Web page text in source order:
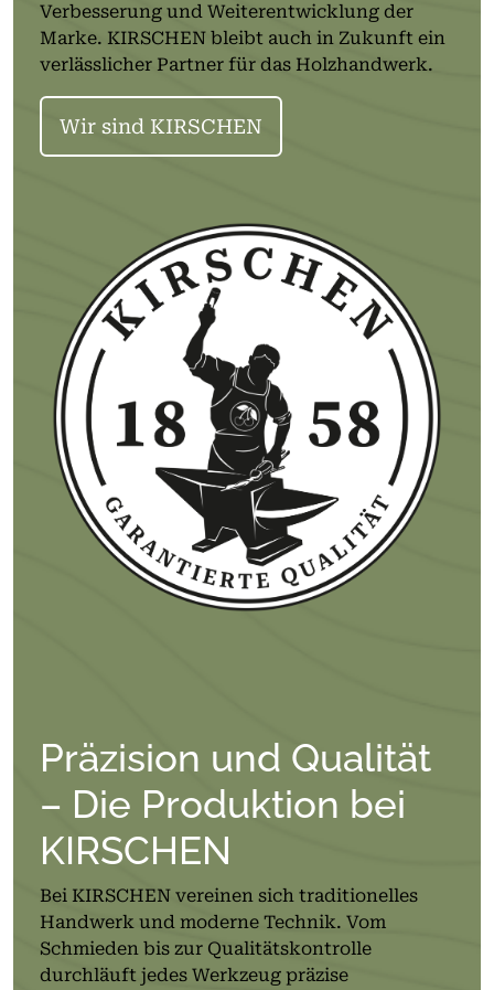
Verbesserung und Weiterentwicklung der
Marke. KIRSCHEN bleibt auch in Zukunft ein
verlässlicher Partner für das Holzhandwerk.
Wir sind KIRSCHEN
Präzision und Qualität
– Die Produktion bei
KIRSCHEN
Bei KIRSCHEN vereinen sich traditionelles
Handwerk und moderne Technik. Vom
Schmieden bis zur Qualitätskontrolle
durchläuft jedes Werkzeug präzise